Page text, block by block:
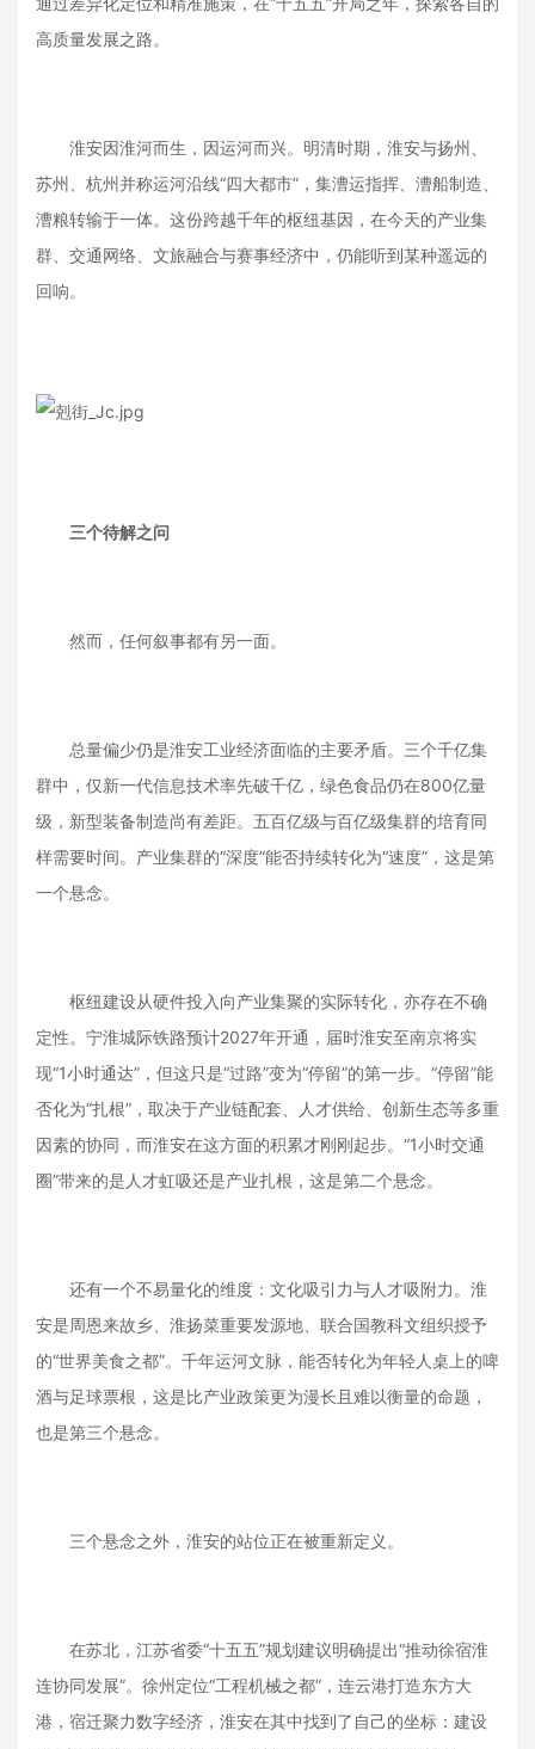
高质量发展之路。
淮安因淮河而生，因运河而兴。明清时期，淮安与扬州、
苏州、杭州并称运河沿线“四大都市”，集漕运指挥、漕船制造、
漕粮转输于一体。这份跨越千年的枢纽基因，在今天的产业集
群、交通网络、文旅融合与赛事经济中，仍能听到某种遥远的
回响。
三个待解之问
然而，任何叙事都有另一面。
总量偏少仍是淮安工业经济面临的主要矛盾。三个千亿集
群中，仅新一代信息技术率先破千亿，绿色食品仍在800亿量
级，新型装备制造尚有差距。五百亿级与百亿级集群的培育同
样需要时间。产业集群的“深度”能否持续转化为“速度”，这是第
一个悬念。
枢纽建设从硬件投入向产业集聚的实际转化，亦存在不确
定性。宁淮城际铁路预计2027年开通，届时淮安至南京将实
现“1小时通达”，但这只是“过路”变为“停留”的第一步。“停留”能
否化为“扎根”，取决于产业链配套、人才供给、创新生态等多重
因素的协同，而淮安在这方面的积累才刚刚起步。“1小时交通
圈”带来的是人才虹吸还是产业扎根，这是第二个悬念。
还有一个不易量化的维度：文化吸引力与人才吸附力。淮
安是周恩来故乡、淮扬菜重要发源地、联合国教科文组织授予
的“世界美食之都”。千年运河文脉，能否转化为年轻人桌上的啤
酒与足球票根，这是比产业政策更为漫长且难以衡量的命题，
也是第三个悬念。
三个悬念之外，淮安的站位正在被重新定义。
在苏北，江苏省委“十五五”规划建议明确提出“推动徐宿淮
连协同发展”。徐州定位“工程机械之都”，连云港打造东方大
港，宿迁聚力数字经济，淮安在其中找到了自己的坐标：建设